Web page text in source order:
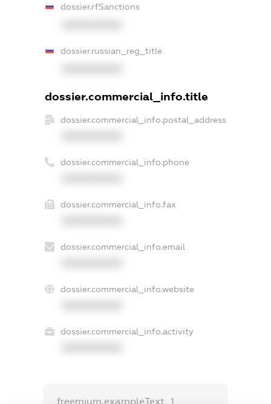
dossier.rfSanctions
dossier.russian_reg_title
dossier.commercial_info.title
dossier.commercial_info.postal_address
dossier.commercial_info.phone
dossier.commercial_info.fax
dossier.commercial_info.email
dossier.commercial_info.website
dossier.commercial_info.activity
freemium.exampleText_1